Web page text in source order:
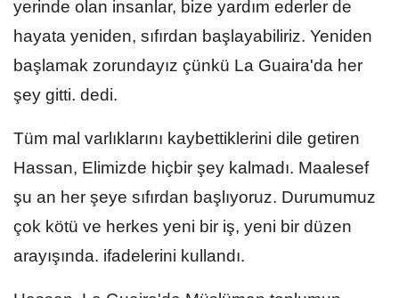
yerinde olan insanlar, bize yardım ederler de
hayata yeniden, sıfırdan başlayabiliriz. Yeniden
başlamak zorundayız çünkü La Guaira'da her
şey gitti. dedi.
Tüm mal varlıklarını kaybettiklerini dile getiren
Hassan, Elimizde hiçbir şey kalmadı. Maalesef
şu an her şeye sıfırdan başlıyoruz. Durumumuz
çok kötü ve herkes yeni bir iş, yeni bir düzen
arayışında. ifadelerini kullandı.